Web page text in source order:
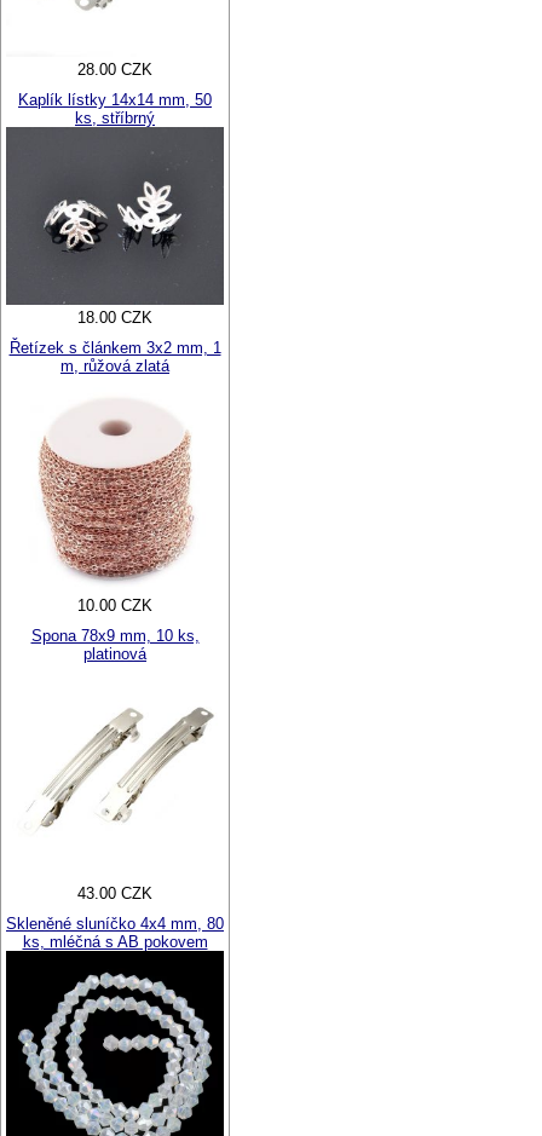
28.00 CZK
Kaplík lístky 14x14 mm, 50
ks, stříbrný
18.00 CZK
Řetízek s článkem 3x2 mm, 1
m, růžová zlatá
10.00 CZK
Spona 78x9 mm, 10 ks,
platinová
43.00 CZK
Skleněné sluníčko 4x4 mm, 80
ks, mléčná s AB pokovem